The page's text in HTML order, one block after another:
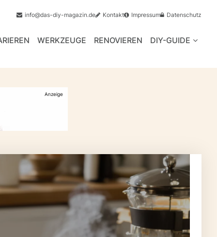
info@das-diy-magazin.de Kontakt Impressum Datenschutz
WERKZEUGE RENOVIEREN DIY-GUIDE